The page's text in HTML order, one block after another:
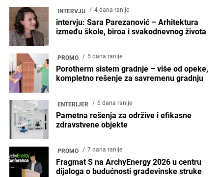
INTERVJU 4 dana ranije
intervju: Sara Parezanović – Arhitektura
između škole, biroa i svakodnevnog života
PROMO 5 dana ranije
Porotherm sistem gradnje – više od opeke,
kompletno rešenje za savremenu gradnju
ENTERIJER 6 dana ranije
Pametna rešenja za održive i efikasne
zdravstvene objekte
PROMO 7 dana ranije
Fragmat S na ArchyEnergy 2026 u centru
dijaloga o budućnosti građevinske struke